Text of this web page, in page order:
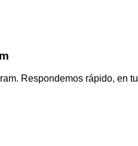
Respondemos rápido, en